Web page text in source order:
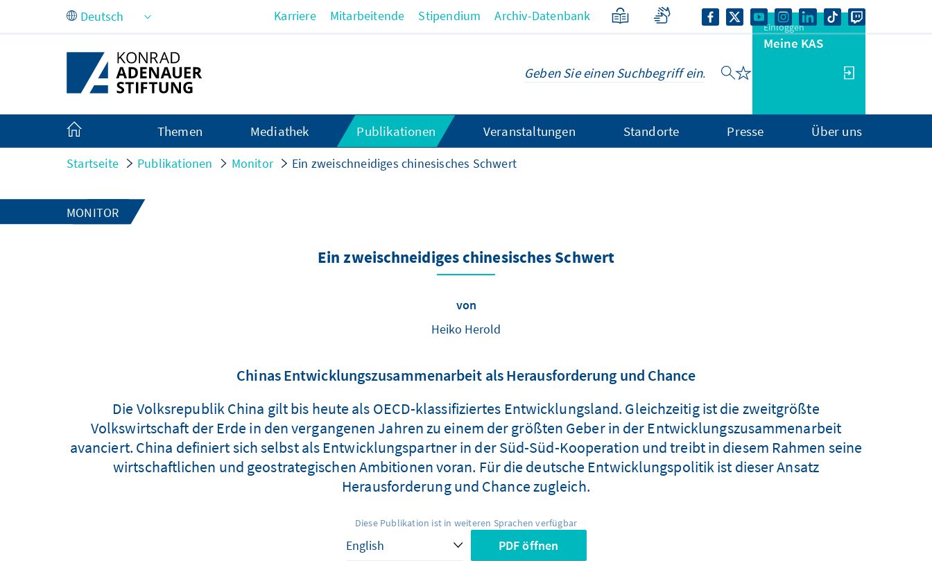
Zum Hauptinhalt springen Karriere Mitarbeitende Stipendium Archiv-Datenbank
Einloggen
Meine KAS
Themen Mediathek Publikationen Veranstaltungen Standorte Presse Über uns
Startseite Publikationen Monitor Ein zweischneidiges chinesisches Schwert
MONITOR
Ein zweischneidiges chinesisches Schwert
von
Heiko Herold
Chinas Entwicklungszusammenarbeit als Herausforderung und Chance
Die Volksrepublik China gilt bis heute als OECD-klassifiziertes Entwicklungsland. Gleichzeitig ist die zweitgrößte
Volkswirtschaft der Erde in den vergangenen Jahren zu einem der größten Geber in der Entwicklungszusammenarbeit
avanciert. China definiert sich selbst als Entwicklungspartner in der Süd-Süd-Kooperation und treibt in diesem Rahmen seine
wirtschaftlichen und geostrategischen Ambitionen voran. Für die deutsche Entwicklungspolitik ist dieser Ansatz
Herausforderung und Chance zugleich.
Diese Publikation ist in weiteren Sprachen verfügbar
PDF öffnen